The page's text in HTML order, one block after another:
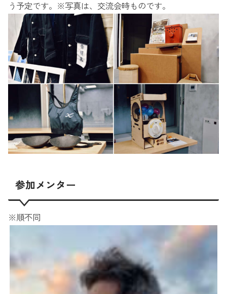
う予定です。※写真は、交流会時ものです。
参加メンター
※順不同